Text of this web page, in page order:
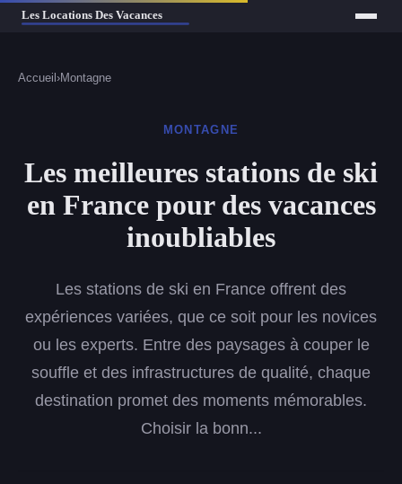
Accueil ›Montagne
MONTAGNE
Les meilleures stations de ski
en France pour des vacances
inoubliables
Les stations de ski en France offrent des
expériences variées, que ce soit pour les novices
ou les experts. Entre des paysages à couper le
souffle et des infrastructures de qualité, chaque
destination promet des moments mémorables.
Choisir la bonn...